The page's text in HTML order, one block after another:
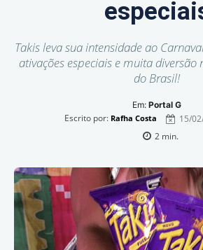
Takis leva sua intensidade ao
ativações especiais e muita diversão
do Brasil!
Em: Portal G
Escrito por: Rafha Costa
15/
2min.